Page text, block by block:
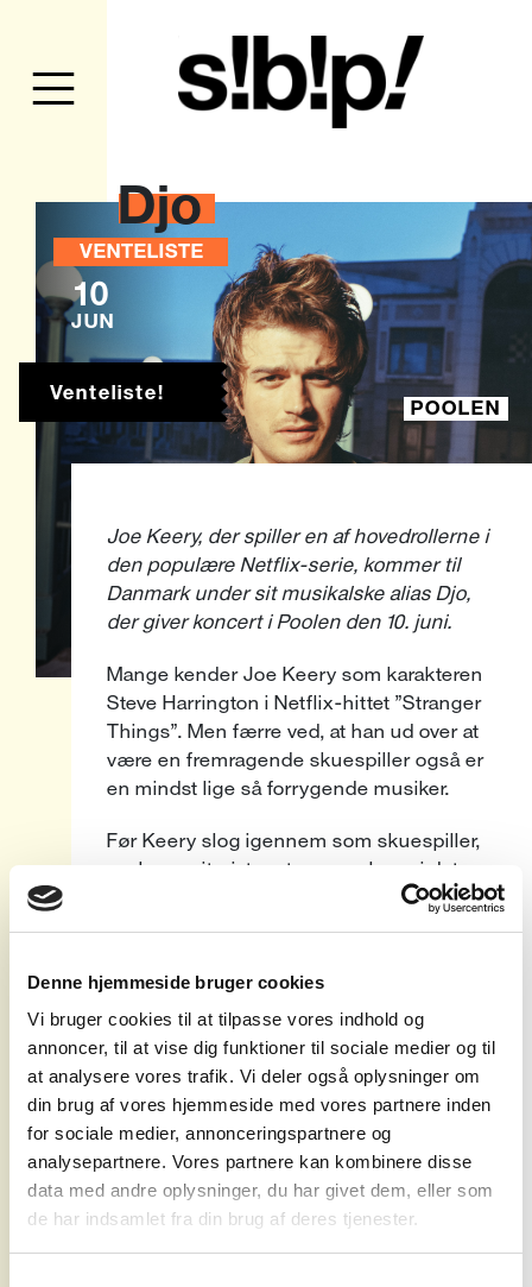
Denne hjemmeside bruger cookies
Vi bruger cookies til at tilpasse vores indhold og
annoncer, til at vise dig funktioner til sociale medier og til
at analysere vores trafik. Vi deler også oplysninger om
din brug af vores hjemmeside med vores partnere inden
for sociale medier, annonceringspartnere og
analysepartnere. Vores partnere kan kombinere disse
data med andre oplysninger, du har givet dem, eller som
de har indsamlet fra din brug af deres tjenester.
koncerter
agentur
VENTELISTE
Venteliste!
10
JUN
Djo
POOLEN
Joe Keery, der spiller en af hovedrollerne i
den populære Netflix-serie, kommer til
Danmark under sit musikalske alias Djo,
der giver koncert i Poolen den 10. juni.
Mange kender Joe Keery som karakteren
Steve Harrington i Netflix-hittet ”Stranger
Things”. Men færre ved, at han ud over at
være en fremragende skuespiller også er
en mindst lige så forrygende musiker.
Før Keery slog igennem som skuespiller,
var han guitarist og trommeslager i det
psykedeliske indierockband Post Animal,
med hvem han udgav to album fra 2015-
mere og mere tid, gik han dog ud af
gruppen. Men lysten til at lave musik
stoppede ikke.
Under indspilninger af ”Stranger Things”
byggede han sit eget hjemmestudie i sit
lejede hus i Atlanta, hvor han dykkede ned
i synthesizere, plugins og guitareffekter,
og resultatet udkom i 2019 i form af
solodebuten ”Twenty Twenty”, udsendt